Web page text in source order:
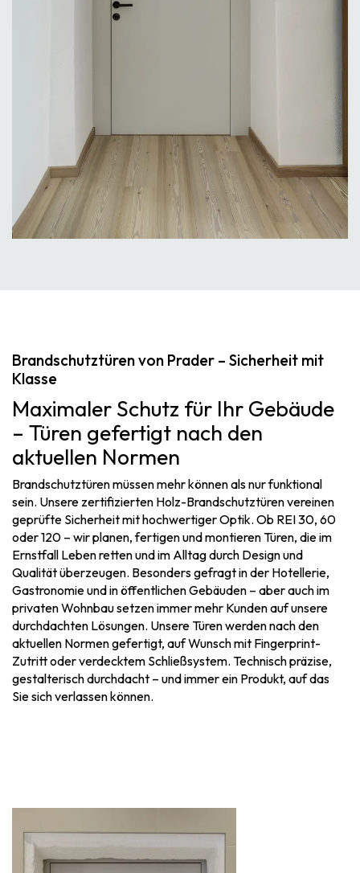
Brandschutztüren von Prader – Sicherheit mit
Klasse
Maximaler Schutz für Ihr Gebäude
– Türen gefertigt nach den
aktuellen Normen
Brandschutztüren müssen mehr können als nur funktional
sein. Unsere zertifizierten Holz-Brandschutztüren vereinen
geprüfte Sicherheit mit hochwertiger Optik. Ob REI 30, 60
oder 120 – wir planen, fertigen und montieren Türen, die im
Ernstfall Leben retten und im Alltag durch Design und
Qualität überzeugen. Besonders gefragt in der Hotellerie,
Gastronomie und in öffentlichen Gebäuden – aber auch im
privaten Wohnbau setzen immer mehr Kunden auf unsere
durchdachten Lösungen. Unsere Türen werden nach den
aktuellen Normen gefertigt, auf Wunsch mit Fingerprint-
Zutritt oder verdecktem Schließsystem. Technisch präzise,
gestalterisch durchdacht – und immer ein Produkt, auf das
Sie sich verlassen können.